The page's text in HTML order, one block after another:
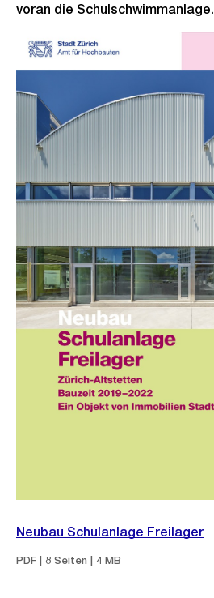
voran die Schulschwimmanlage.
Neubau Schulanlage Freilager
PDF | 8 Seiten | 4 MB